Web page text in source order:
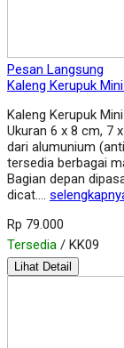
Pesan Langsung
Kaleng Kerupuk
Kaleng Kerupuk
Ukuran 6 x 8 cm, 7
dari alumunium
tersedia berbagai
Bagian depan
dicat….
Rp 79.000
Tersedia / KK09
Lihat Detail